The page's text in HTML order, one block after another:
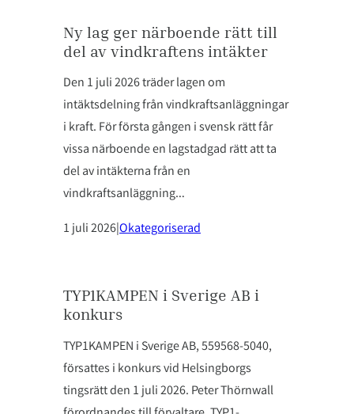
Ny lag ger närboende rätt till
del av vindkraftens intäkter
Den 1 juli 2026 träder lagen om
intäktsdelning från vindkraftsanläggningar
i kraft. För första gången i svensk rätt får
vissa närboende en lagstadgad rätt att ta
del av intäkterna från en
vindkraftsanläggning…
1 juli 2026Okategoriserad
TYP1KAMPEN i Sverige AB i
konkurs
TYP1KAMPEN i Sverige AB, 559568-5040,
försattes i konkurs vid Helsingborgs
tingsrätt den 1 juli 2026. Peter Thörnwall